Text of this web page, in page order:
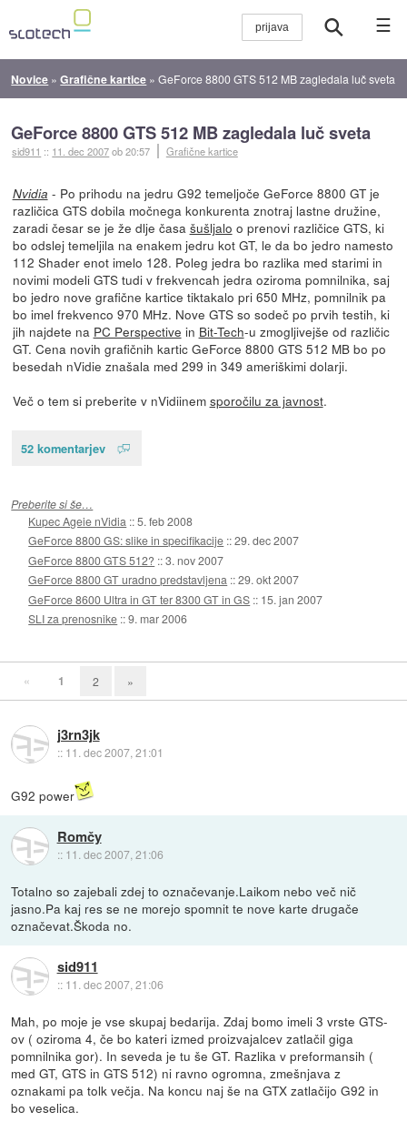
☰
Novice »Grafične kartice »GeForce 8800 GTS 512 MB zagledala luč sveta
GeForce 8800 GTS 512 MB zagledala luč sveta
sid911 :: 11. dec 2007ob 20:57 Grafične kartice
Nvidia - Po prihodu na jedru G92 temeljoče GeForce 8800 GT je
različica GTS dobila močnega konkurenta znotraj lastne družine,
zaradi česar se je že dlje časa šušljalo o prenovi različice GTS, ki
bo odslej temeljila na enakem jedru kot GT, le da bo jedro namesto
112 Shader enot imelo 128. Poleg jedra bo razlika med starimi in
novimi modeli GTS tudi v frekvencah jedra oziroma pomnilnika, saj
bo jedro nove grafične kartice tiktakalo pri 650 MHz, pomnilnik pa
bo imel frekvenco 970 MHz. Nove GTS so sodeč po prvih testih, ki
jih najdete na PC Perspective in Bit-Tech-u zmogljivejše od različic
GT. Cena novih grafičnih kartic GeForce 8800 GTS 512 MB bo po
besedah nVidie znašala med 299 in 349 ameriškimi dolarji.
Več o tem si preberite v nVidiinem sporočilu za javnost.
52 komentarjev
Preberite si še…
Kupec Ageie nVidia ::5. feb 2008
GeForce 8800 GS: slike in specifikacije ::29. dec 2007
GeForce 8800 GTS 512? ::3. nov 2007
GeForce 8800 GT uradno predstavljena ::29. okt 2007
GeForce 8600 Ultra in GT ter 8300 GT in GS :: 15. jan 2007
SLI za prenosnike ::9. mar 2006
« 1 2 »
j3rn3jk
:: 11. dec 2007, 21:01
G92 power
Romčy
:: 11. dec 2007, 21:06
Totalno so zajebali zdej to označevanje.Laikom nebo več nič
jasno.Pa kaj res se ne morejo spomnit te nove karte drugače
označevat.Škoda no.
sid911
:: 11. dec 2007, 21:06
Mah, po moje je vse skupaj bedarija. Zdaj bomo imeli 3 vrste GTS-
ov ( oziroma 4, če bo kateri izmed proizvajalcev zatlačil giga
pomnilnika gor). In seveda je tu še GT. Razlika v preformansih (
med GT, GTS in GTS 512) ni ravno ogromna, zmešnjava z
oznakami pa tolk večja. Na koncu naj še na GTX zatlačijo G92 in
bo veselica.